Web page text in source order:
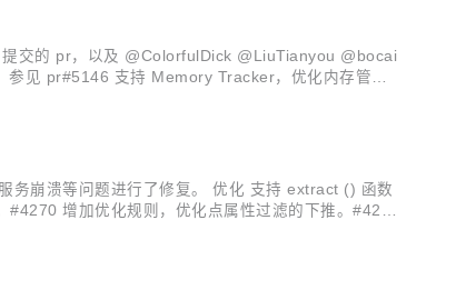
交的 pr，以及 @ColorfulDick @LiuTianyou @bocai
见 pr#5146 支持 Memory Tracker，优化内存管
务崩溃等问题进行了修复。 优化 支持 extract () 函数
增加优化规则，优化点属性过滤的下推。#4260